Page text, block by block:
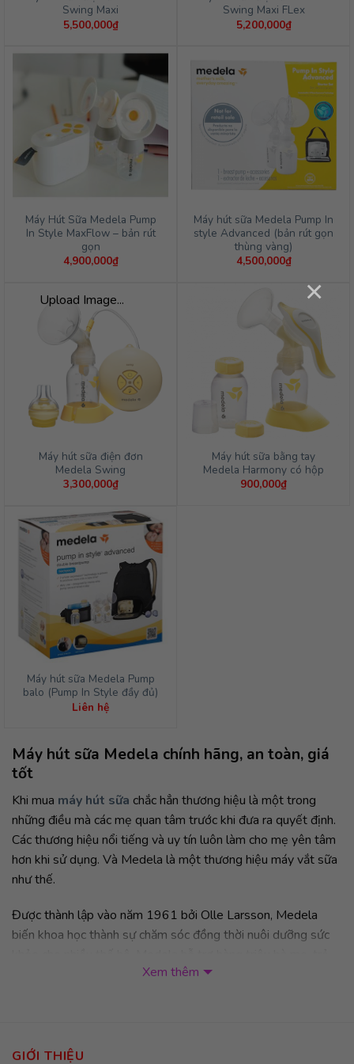
Upload Image... ×
Swing Maxi
5,500,000₫
Swing Maxi FLex
5,200,000₫
Máy Hút Sữa Medela Pump
In Style MaxFlow – bản rút
gọn
4,900,000₫
Máy hút sữa Medela Pump In
style Advanced (bản rút gọn
thùng vàng)
4,500,000₫
Máy hút sữa điện đơn
Medela Swing
3,300,000₫
Máy hút sữa bằng tay
Medela Harmony có hộp
900,000₫
Máy hút sữa Medela Pump
balo (Pump In Style đầy đủ)
Liên hệ
Máy hút sữa Medela chính hãng, an toàn, giá
tốt
Khi mua máy hút sữa chắc hẳn thương hiệu là một trong
những điều mà các mẹ quan tâm trước khi đưa ra quyết định.
Các thương hiệu nổi tiếng và uy tín luôn làm cho mẹ yên tâm
hơn khi sử dụng. Và Medela là một thương hiệu máy vắt sữa
như thế.
Được thành lập vào năm 1961 bởi Olle Larsson, Medela
biến khoa học thành sự chăm sóc đồng thời nuôi dưỡng sức
sơ sinh, bệnh nhân và chuyên gia chăm sóc sức khỏe tại hơn
dựa trên nghiên cứu hàng đầu, các giải pháp chăm sóc sức
Xem thêm
GIỚI THIỆU